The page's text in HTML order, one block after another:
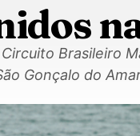
Brasileiro
Gonçalo do